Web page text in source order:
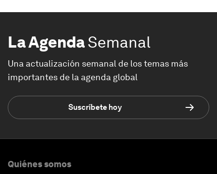
La AgendaSemanal
Una actualización semanal de los temas más
importantes de la agenda global
Suscríbete hoy
Quiénes somos